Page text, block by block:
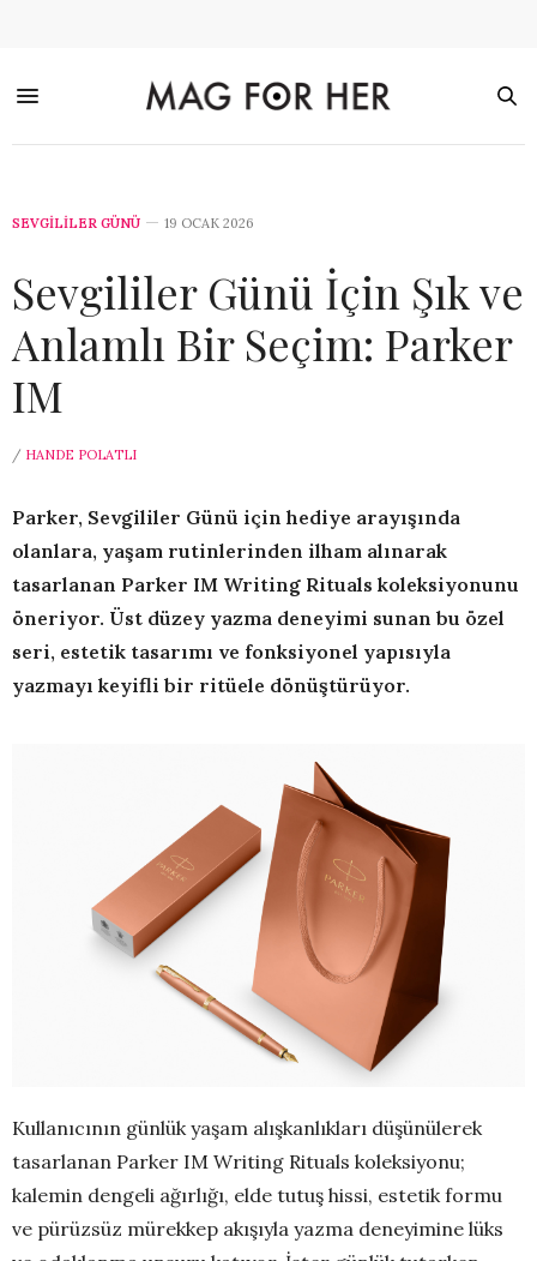
SEVGILILER GÜNÜ 19 OCAK 2026
Sevgililer Günü İçin Şık ve
Anlamlı Bir Seçim: Parker
IM
/ HANDE POLATLI
Parker, Sevgililer Günü için hediye arayışında
olanlara, yaşam rutinlerinden ilham alınarak
tasarlanan Parker IM Writing Rituals koleksiyonunu
öneriyor. Üst düzey yazma deneyimi sunan bu özel
seri, estetik tasarımı ve fonksiyonel yapısıyla
yazmayı keyifli bir ritüele dönüştürüyor.
Kullanıcının günlük yaşam alışkanlıkları düşünülerek
tasarlanan Parker IM Writing Rituals koleksiyonu;
kalemin dengeli ağırlığı, elde tutuş hissi, estetik formu
ve pürüzsüz mürekkep akışıyla yazma deneyimine lüks